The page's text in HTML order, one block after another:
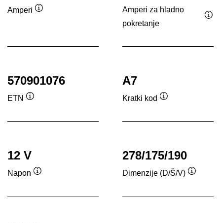
Amperi
Amperi za hladno
pokretanje
570901076
ETN
A7
Kratki kod
12 V
Napon
278/175/190
Dimenzije (D/Š/V)